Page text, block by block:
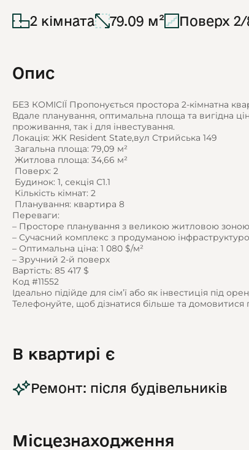
2 кімната 79.09 м² Поверх 2/
Опис
БЕЗ КОМІСІЇ Пропонується простора 2-кімнатна
Вдале планування, оптимальна площа та вигідна
проживання, так і для інвестування.
Локація: ЖК Resident State,вул Стрийська 149
️ Загальна площа: 79,09 м²
️ Житлова площа: 34,66 м²
️ Поверх: 2
️ Будинок: 1, секція С1.1
️ Кількість кімнат: 2
️ Планування: квартира 8
Переваги:
– Просторе планування з великою житловою зоною
– Сучасний комплекс з продуманою
– Оптимальна ціна: 1 080 $/м²
– Зручний 2-й поверх
Вартість: 85 417 $
Код #11552
Ідеально підійде для сім’ї або як інвестиція під
Телефонуйте, щоб дізнатися більше та домовитися
В квартирі є
Ремонт: після будівельників
Місцезнаходження